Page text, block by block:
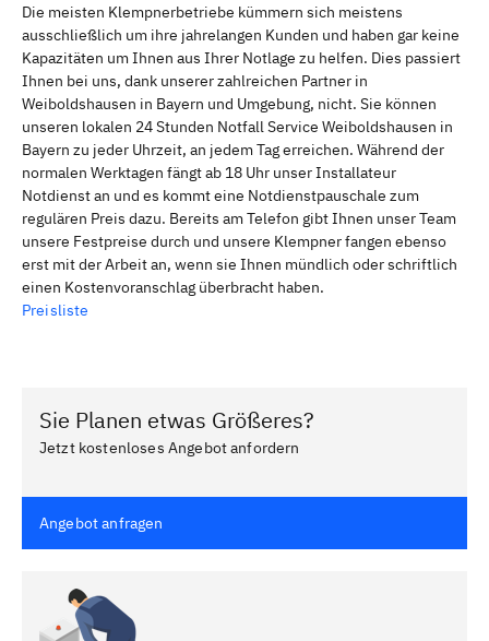
Die meisten Klempnerbetriebe kümmern sich meistens
ausschließlich um ihre jahrelangen Kunden und haben gar keine
Kapazitäten um Ihnen aus Ihrer Notlage zu helfen. Dies passiert
Ihnen bei uns, dank unserer zahlreichen Partner in
Weiboldshausen in Bayern und Umgebung, nicht. Sie können
unseren lokalen 24 Stunden Notfall Service Weiboldshausen in
Bayern zu jeder Uhrzeit, an jedem Tag erreichen. Während der
normalen Werktagen fängt ab 18 Uhr unser Installateur
Notdienst an und es kommt eine Notdienstpauschale zum
regulären Preis dazu. Bereits am Telefon gibt Ihnen unser Team
unsere Festpreise durch und unsere Klempner fangen ebenso
erst mit der Arbeit an, wenn sie Ihnen mündlich oder schriftlich
einen Kostenvoranschlag überbracht haben.
Preisliste
Sie Planen etwas Größeres?
Jetzt kostenloses Angebot anfordern
Angebot anfragen